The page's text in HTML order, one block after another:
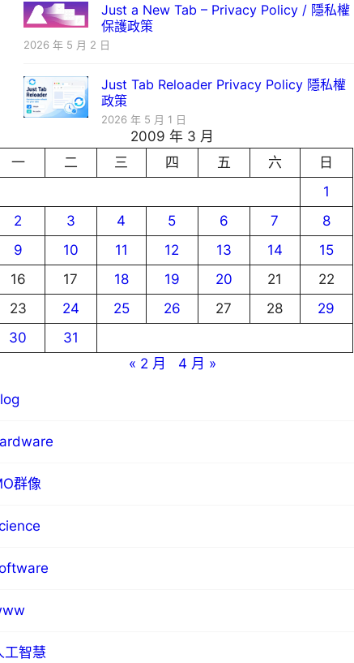
Just a New Tab – Privacy Policy / 隱私權
保護政策
2026 年 5 月 2 日
Just Tab Reloader Privacy Policy 隱私權
政策
2026 年 5 月 1 日
2009 年 3 月
一
二 三 四 五 六
日
1
2
3 4 5 6 7
8
9
10 11 12 13 14
15
16
17 18 19 20 21
22
23
24 25 26 27 28
29
30
31
« 2 月
4 月 »
群像
工智慧